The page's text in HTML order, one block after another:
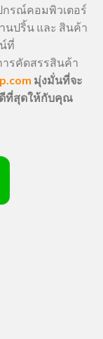
กรณ์คอมพิวเตอร์
นปริ้น และ สินค้า
ที่
รคัดสรรสินค้า
มุ่งมั่นที่จะ
ที่สุดให้กับคุณ